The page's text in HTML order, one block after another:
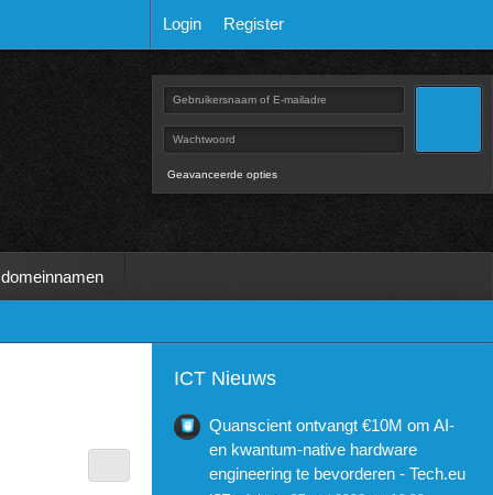
Login Register
Geavanceerde opties
ICT Nieuws
Quanscient ontvangt €10M om AI-
en kwantum-native hardware
engineering te bevorderen - Tech.eu